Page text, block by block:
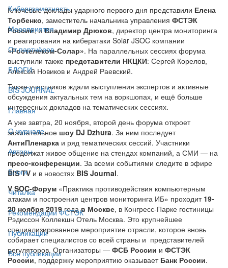
Киберграмотность
Мероприятия
От партнёров
БЛОГИ
BIS JOURNAL
Главная
О журнале
Авторы
Блоги
Читалка
Рекомендации ФСТЭК
Публикации
Все публикации
Ключевые доклады ударного первого дня представили Елена
Торбенко, заместитель начальника управления ФСТЭК
России, иВладимир Дрюков, директор центра мониторинга
и реагирования на кибератаки Solar JSOC компании
«Ростелеком-Солар». На параллельных сессиях форума
выступили также представители НКЦКИ: Сергей Корелов,
Алексей Новиков и Андрей Раевский.
Также участников ждали выступления экспертов и активные
обсуждения актуальных тем на воркшопах, и ещё больше
интересных докладов на тематических сессиях.
А уже завтра, 20 ноября, второй день форума откроет
зажигательное шоу DJ Dzhura. За ним последует
АнтиПленарка и ряд тематических сессий. Участники
продолжат живое общение на стендах компаний, а СМИ — на
пресс-конференции. За всеми событиями следите в эфире
BIS TV и в новостях BIS Journal.
V SOC-Форум «Практика противодействия компьютерным
атакам и построения центров мониторинга ИБ» проходит 19-
20 ноября 2019годав Москве, в Конгресс-Парке гостиницы
Рэдиссон Коллекшн Отель Москва. Это крупнейшее
специализированное мероприятие отрасли, которое вновь
собирает специалистов со всей страны и представителей
регуляторов. Организаторы — ФСБ России и ФСТЭК
России, поддержку мероприятию оказывает Банк России.